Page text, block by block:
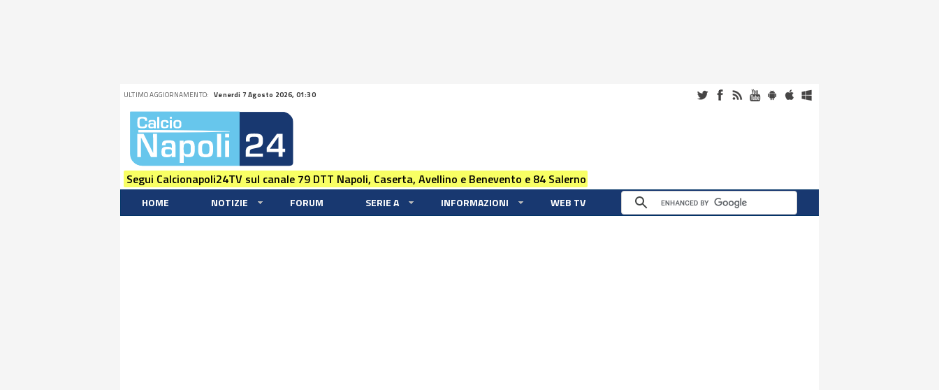
ULTIMO AGGIORNAMENTO: Venerdi 7 Agosto 2026, 01:30
Segui Calcionapoli24TV sul canale 79 DTT Napoli, Caserta, Avellino e Benevento e 84 Salerno
HOME NOTIZIE FORUM SERIE A INFORMAZIONI WEB TV